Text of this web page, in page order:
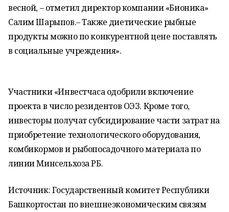
весной, – отметил директор компании «Бионика»
Салим Шарыпов.– Также диетические рыбные
продукты можно по конкурентной цене поставлять
в социальные учреждения».
Участники «Инвестчаса одобрили включение
проекта в число резидентов ОЭЗ. Кроме того,
инвесторы получат субсидирование части затрат на
приобретение технологического оборудования,
комбикормов и рыбопосадочного материала по
линии Минсельхоза РБ.
Источник: Государственный комитет Республики
Башкортостан по внешнеэкономическим связям